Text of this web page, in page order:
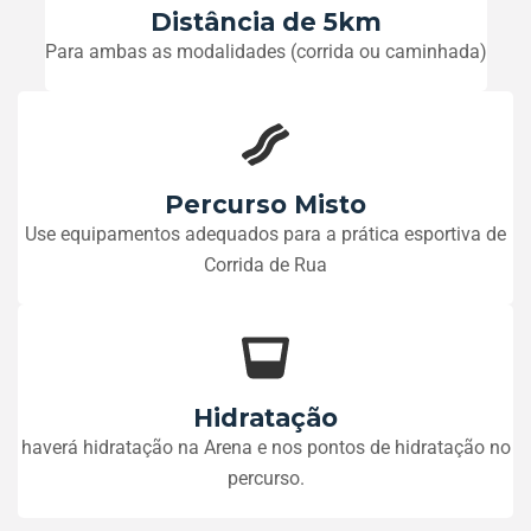
Distância de 5km
Para ambas as modalidades (corrida ou caminhada)
Percurso Misto
Use equipamentos adequados para a prática esportiva de
Corrida de Rua
Hidratação
haverá hidratação na Arena e nos pontos de hidratação no
percurso.